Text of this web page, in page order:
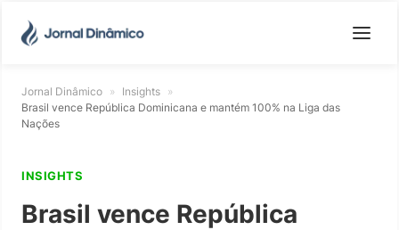
Jornal Dinâmico » Insights »
Brasil vence República Dominicana e mantém 100% na Liga das
Nações
INSIGHTS
Brasil vence República